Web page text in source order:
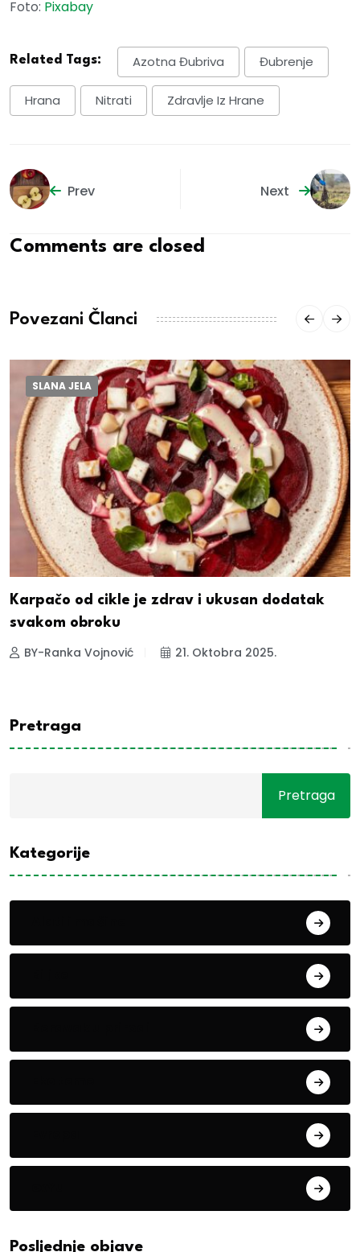
Foto: Pixabay
Related Tags: Azotna Đubriva Đubrenje
Hrana Nitrati Zdravlje Iz Hrane
Prev Next
Comments are closed
Povezani Članci
SLANA JELA
Karpačo od cikle je zdrav i ukusan dodatak
svakom obroku
BY-Ranka Vojnović 21. Oktobra 2025.
Pretraga
Pretraga
Kategorije
Posljednje objave